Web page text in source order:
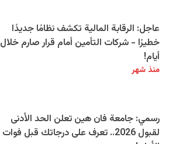
عاجل: الرقابة المالية تكشف نظامًا جديدًا
خطيرًا - شركات التأمين أمام قرار صارم خلال
أيام!
منذ شهر
رسمي: جامعة فان هين تعلن الحد الأدنى
لقبول 2026.. تعرف على درجاتك قبل فوات